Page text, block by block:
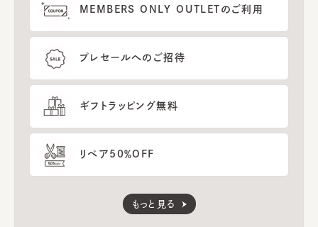
MEMBERS ONLY OUTLETのご利用
プレセールへのご招待
ギフトラッピング無料
リペア50％OFF
もっと見る